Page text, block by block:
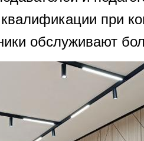
при
обслуживают